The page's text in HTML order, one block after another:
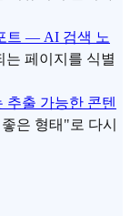
트 — AI 검색 노
페이지를 식별
출 가능한 콘텐
은 형태"로 다시